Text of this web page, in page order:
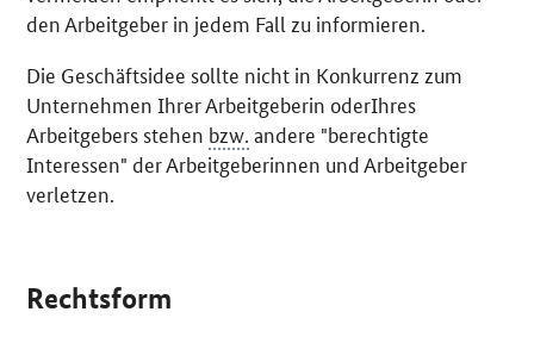
den Arbeitgeber in jedem Fall zu informieren.
Die Geschäftsidee sollte nicht in Konkurrenz zum
Unternehmen Ihrer Arbeitgeberin oderIhres
Arbeitgebers stehen bzw. andere "berechtigte
Interessen" der Arbeitgeberinnen und Arbeitgeber
verletzen.
Rechtsform